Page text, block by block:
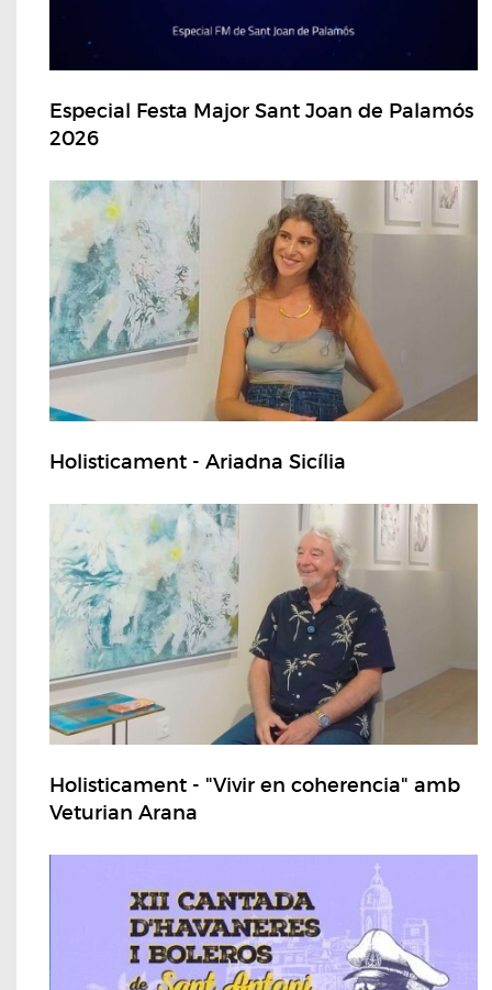
Especial Festa Major Sant Joan de Palamós
2026
Holisticament - Ariadna Sicília
Holisticament - "Vivir en coherencia" amb
Veturian Arana